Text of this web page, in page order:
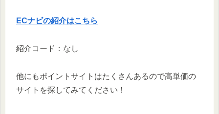
ECナビの紹介はこちら
紹介コード：なし
他にもポイントサイトはたくさんあるので高単価の
サイトを探してみてください！